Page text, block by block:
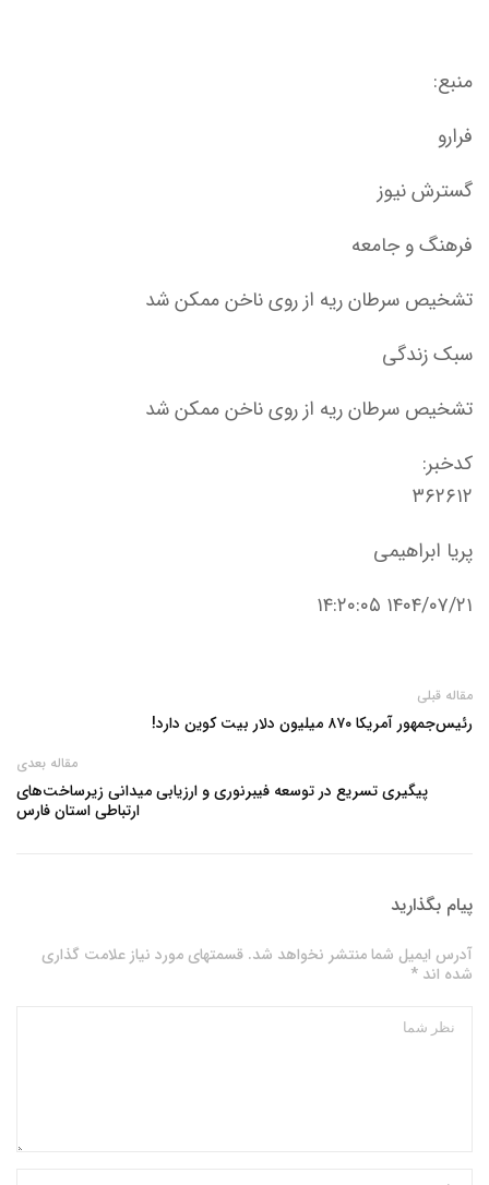
منبع:
فرارو
گسترش نیوز
فرهنگ و جامعه
تشخیص سرطان ریه از روی ناخن ممکن شد
سبک زندگی
تشخیص سرطان ریه از روی ناخن ممکن شد
کدخبر:
۳۶۲۶۱۲
پریا ابراهیمی
۱۴۰۴/۰۷/۲۱ ۱۴:۲۰:۰۵
مقاله قبلی
رئیس‌جمهور آمریکا ۸۷۰ میلیون دلار بیت‌ کوین دارد!
مقاله بعدی
پیگیری تسریع در توسعه فیبرنوری و ارزیابی میدانی زیرساخت‌های
ارتباطی استان فارس
پیام بگذارید
آدرس ایمیل شما منتشر نخواهد شد. قسمتهای مورد نیاز علامت گذاری
شده اند *